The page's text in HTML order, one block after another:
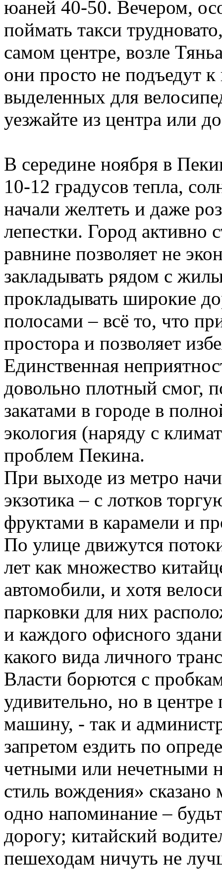
юаней 40-50. Вечером,
поймать такси
самом центре, возле
они просто не подъедут
выделенных для
уезжайте из центра или
В середине ноября в
10-12 градусов тепла,
начали желтеть и даже
лепестки. Город активно
равнине позволяет не
закладывать рядом с
прокладывать широкие
полосами – всё то, что
простора и позволяет
Единственная
довольно плотный смог,
закатами в городе в
экология (наряду с
проблем Пекина.
При выходе из метро
экзотика – с лотков
фруктами в карамели и
По улице движутся
лет как множество
автомобили, и хотя
парковки для них
и каждого офисного
какого вида личного
Власти борются с
удивительно, но в центре
машину, - так и
запретом ездить по
четными или нечетными
стиль вождения»
одно напоминание –
дорогу; китайский
пешеходам ничуть не